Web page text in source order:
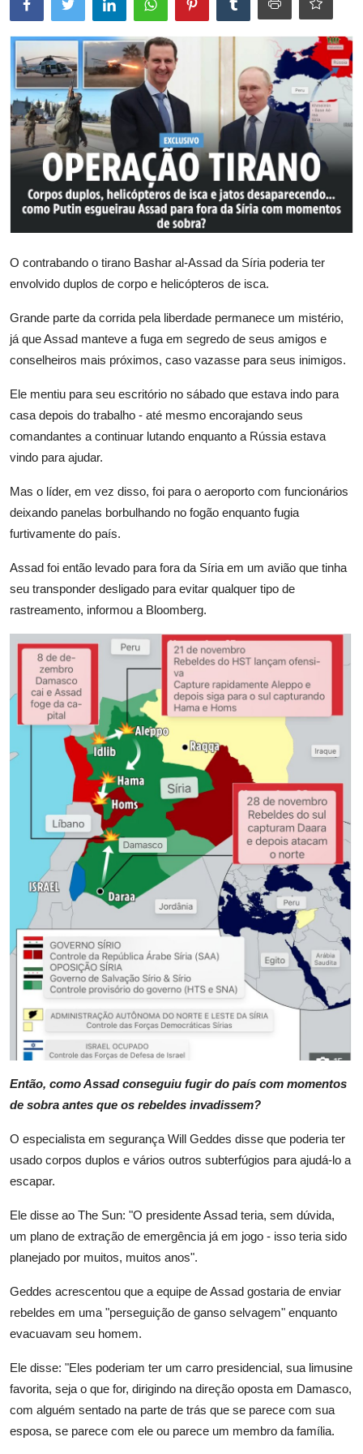
O contrabando o tirano Bashar al-Assad da Síria poderia ter
envolvido duplos de corpo e helicópteros de isca.
Grande parte da corrida pela liberdade permanece um mistério,
já que Assad manteve a fuga em segredo de seus amigos e
conselheiros mais próximos, caso vazasse para seus inimigos.
Ele mentiu para seu escritório no sábado que estava indo para
casa depois do trabalho - até mesmo encorajando seus
comandantes a continuar lutando enquanto a Rússia estava
vindo para ajudar.
Mas o líder, em vez disso, foi para o aeroporto com funcionários
deixando panelas borbulhando no fogão enquanto fugia
furtivamente do país.
Assad foi então levado para fora da Síria em um avião que tinha
seu transponder desligado para evitar qualquer tipo de
rastreamento, informou a Bloomberg.
Então, como Assad conseguiu fugir do país com momentos
de sobra antes que os rebeldes invadissem?
O especialista em segurança Will Geddes disse que poderia ter
usado corpos duplos e vários outros subterfúgios para ajudá-lo a
escapar.
Ele disse ao The Sun: "O presidente Assad teria, sem dúvida,
um plano de extração de emergência já em jogo - isso teria sido
planejado por muitos, muitos anos".
Geddes acrescentou que a equipe de Assad gostaria de enviar
rebeldes em uma "perseguição de ganso selvagem" enquanto
evacuavam seu homem.
Ele disse: "Eles poderiam ter um carro presidencial, sua limusine
favorita, seja o que for, dirigindo na direção oposta em Damasco,
com alguém sentado na parte de trás que se parece com sua
esposa, se parece com ele ou parece um membro da família.